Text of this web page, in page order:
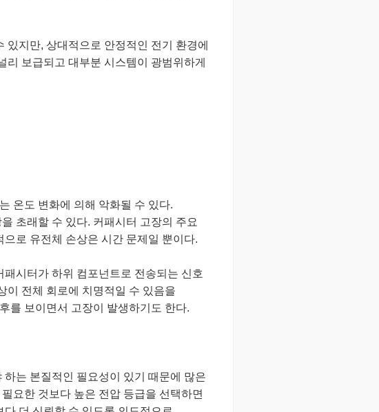
지만, 상대적으로 안정적인 전기 환경에
보급되고 대부분 시스템이 광범위하게
온도 변화에 의해 악화될 수 있다.
초래할 수 있다. 커패시터 고장의 주요
로 유전체 손상은 시간 문제일 뿐이다.
시터가 하위 컴포넌트로 전송되는 신호
이 전체 회로에 치명적일 수 있음을
를 보이면서 고장이 발생하기도 한다.
는 본질적인 필요성이 있기 때문에 많은
요한 것보다 높은 전압 등급을 선택하면